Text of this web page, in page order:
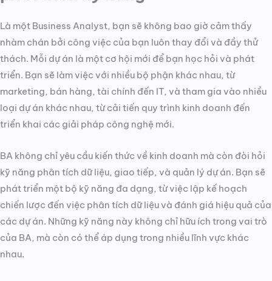
Là một Business Analyst, bạn sẽ không bao giờ cảm thấy
nhàm chán bởi công việc của bạn luôn thay đổi và đầy thử
thách. Mỗi dự án là một cơ hội mới để bạn học hỏi và phát
triển. Bạn sẽ làm việc với nhiều bộ phận khác nhau, từ
marketing, bán hàng, tài chính đến IT, và tham gia vào nhiều
loại dự án khác nhau, từ cải tiến quy trình kinh doanh đến
triển khai các giải pháp công nghệ mới.
BA không chỉ yêu cầu kiến thức về kinh doanh mà còn đòi hỏi
kỹ năng phân tích dữ liệu, giao tiếp, và quản lý dự án. Bạn sẽ
phát triển một bộ kỹ năng đa dạng, từ việc lập kế hoạch
chiến lược đến việc phân tích dữ liệu và đánh giá hiệu quả của
các dự án. Những kỹ năng này không chỉ hữu ích trong vai trò
của BA, mà còn có thể áp dụng trong nhiều lĩnh vực khác
nhau.